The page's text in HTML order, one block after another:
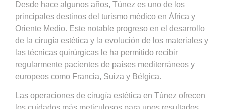
Desde hace algunos años, Túnez es uno de los
principales destinos del turismo médico en África y
Oriente Medio. Este notable progreso en el desarrollo
de la cirugía estética y la evolución de los materiales y
las técnicas quirúrgicas le ha permitido recibir
regularmente pacientes de países mediterráneos y
europeos como Francia, Suiza y Bélgica.
Las operaciones de cirugía estética en Túnez ofrecen